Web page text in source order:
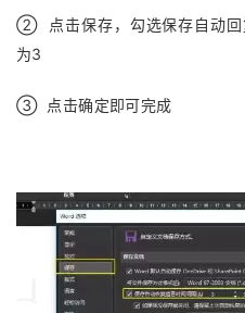
② 点击保存，勾选保存自动回
为3
③ 点击确定即可完成